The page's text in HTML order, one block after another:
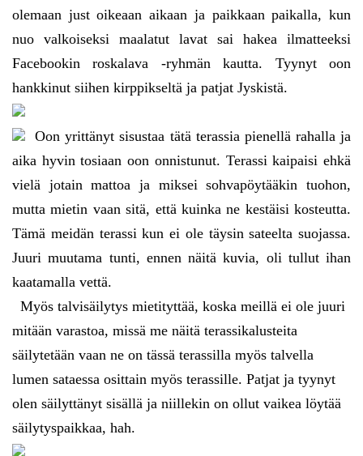
olemaan just oikeaan aikaan ja paikkaan paikalla, kun
nuo valkoiseksi maalatut lavat sai hakea ilmatteeksi
Facebookin roskalava -ryhmän kautta. Tyynyt oon
hankkinut siihen kirppikseltä ja patjat Jyskistä.
Oon yrittänyt sisustaa tätä terassia pienellä rahalla ja
aika hyvin tosiaan oon onnistunut. Terassi kaipaisi ehkä
vielä jotain mattoa ja miksei sohvapöytääkin tuohon,
mutta mietin vaan sitä, että kuinka ne kestäisi kosteutta.
Tämä meidän terassi kun ei ole täysin sateelta suojassa.
Juuri muutama tunti, ennen näitä kuvia, oli tullut ihan
kaatamalla vettä.
Myös talvisäilytys mietityttää, koska meillä ei ole juuri
mitään varastoa, missä me näitä terassikalusteita
säilytetään vaan ne on tässä terassilla myös talvella
lumen sataessa osittain myös terassille. Patjat ja tyynyt
olen säilyttänyt sisällä ja niillekin on ollut vaikea löytää
säilytyspaikkaa, hah.